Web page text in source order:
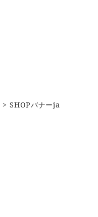
SHOPバナーja